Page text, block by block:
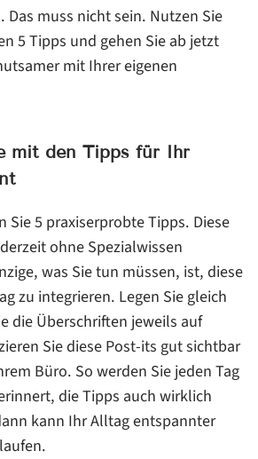
Das muss nicht sein. Nutzen Sie
5 Tipps und gehen Sie ab jetzt
mit Ihrer eigenen
mit den Tipps für Ihr
Sie 5 praxiserprobte Tipps. Diese
ohne Spezialwissen
was Sie tun müssen, ist, diese
zu integrieren. Legen Sie gleich
die Überschriften jeweils auf
Sie diese Post-its gut sichtbar
Büro. So werden Sie jeden Tag
die Tipps auch wirklich
kann Ihr Alltag entspannter